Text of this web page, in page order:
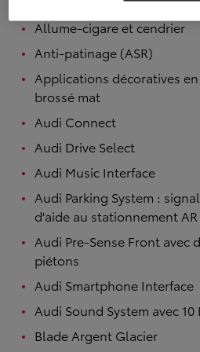
Allume-cigare et cendrier
Anti-patinage (ASR)
Applications décoratives
brossé mat
Audi Connect
Audi Drive Select
Audi Music Interface
Audi Parking System :
d'aide au stationnement AR
Audi Pre-Sense Front avec
piétons
Audi Smartphone Interface
Audi Sound System avec 10
Blade Argent Glacier